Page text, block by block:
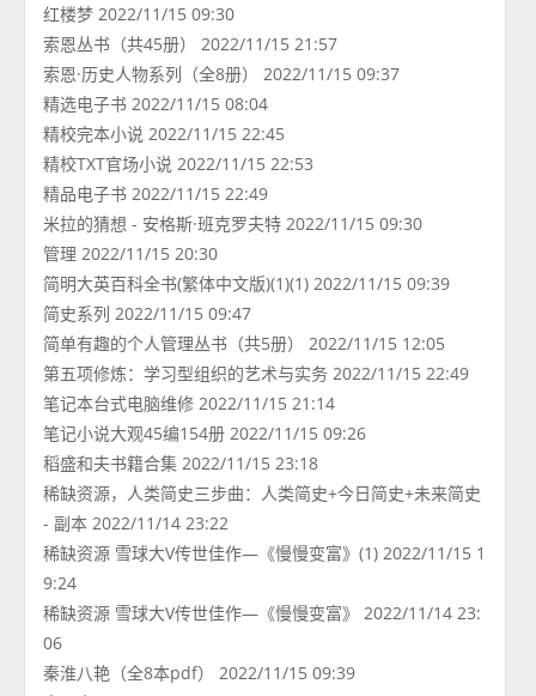
红楼梦 2022/11/15 09:30
索恩丛书（共45册） 2022/11/15 21:57
索恩·历史人物系列（全8册） 2022/11/15 09:37
精选电子书 2022/11/15 08:04
精校完本小说 2022/11/15 22:45
精校TXT官场小说 2022/11/15 22:53
精品电子书 2022/11/15 22:49
米拉的猜想 - 安格斯·班克罗夫特 2022/11/15 09:30
管理 2022/11/15 20:30
简明大英百科全书(繁体中文版)(1)(1) 2022/11/15 09:39
简史系列 2022/11/15 09:47
简单有趣的个人管理丛书（共5册） 2022/11/15 12:05
第五项修炼：学习型组织的艺术与实务 2022/11/15 22:49
笔记本台式电脑维修 2022/11/15 21:14
笔记小说大观45编154册 2022/11/15 09:26
稻盛和夫书籍合集 2022/11/15 23:18
稀缺资源，人类简史三步曲：人类简史+今日简史+未来简史
- 副本 2022/11/14 23:22
稀缺资源 雪球大V传世佳作—《慢慢变富》(1) 2022/11/15 1
9:24
稀缺资源 雪球大V传世佳作—《慢慢变富》 2022/11/14 23:
06
秦淮八艳（全8本pdf） 2022/11/15 09:39